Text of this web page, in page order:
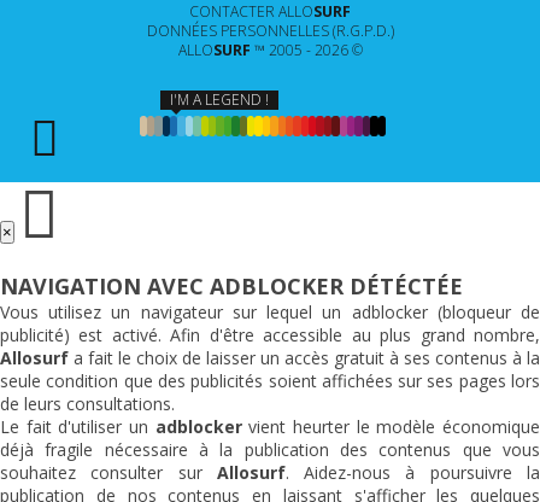
CONTACTER ALLOSURF
DONNÉES PERSONNELLES (R.G.P.D.)
ALLOSURF ™ 2005 - 2026 ©
I'M A LEGEND !
×
NAVIGATION AVEC ADBLOCKER DÉTÉCTÉE
Vous utilisez un navigateur sur lequel un adblocker (bloqueur de
publicité) est activé. Afin d'être accessible au plus grand nombre,
Allosurf a fait le choix de laisser un accès gratuit à ses contenus à la
seule condition que des publicités soient affichées sur ses pages lors
de leurs consultations.
Le fait d'utiliser un adblockervient heurter le modèle économique
déjà fragile nécessaire à la publication des contenus que vous
souhaitez consulter sur Allosurf. Aidez-nous à poursuivre la
publication de nos contenus en laissant s'afficher les quelques